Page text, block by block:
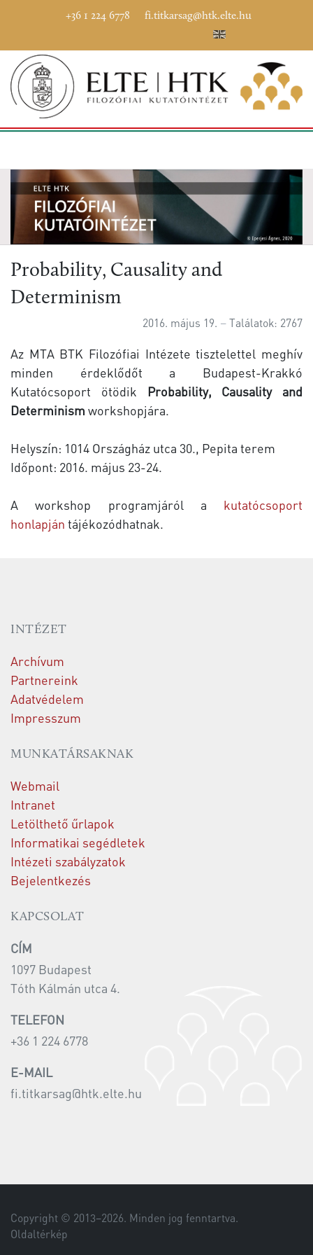
+36 1 224 6778 fi.titkarsag@htk.elte.hu
Probability, Causality and
Determinism
2016. május 19. Találatok: 2767
Az MTA BTK Filozófiai Intézete tisztelettel meghív
minden érdeklődőt a Budapest-Krakkó
Kutatócsoport ötödik Probability, Causality and
Determinism workshopjára.
Helyszín: 1014 Országház utca 30., Pepita terem
Időpont: 2016. május 23-24.
A workshop programjáról a kutatócsoport
honlapján tájékozódhatnak.
INTÉZET
Archívum
Partnereink
Adatvédelem
Impresszum
MUNKATÁRSAKNAK
Webmail
Intranet
Letölthető űrlapok
Informatikai segédletek
Intézeti szabályzatok
Bejelentkezés
KAPCSOLAT
CÍM
1097 Budapest
Tóth Kálmán utca 4.
TELEFON
+36 1 224 6778
E-MAIL
fi.titkarsag@htk.elte.hu
Copyright © 2013–2026. Minden jog fenntartva.
Oldaltérkép